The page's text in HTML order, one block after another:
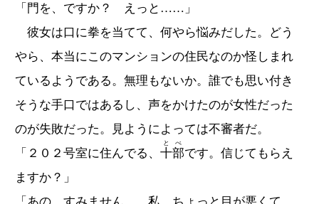
「門を、ですか？ えっと……」
彼女は口に拳を当てて、何やら悩みだした。どう
やら、本当にこのマンションの住民なのか怪しまれ
ているようである。無理もないか。誰でも思い付き
そうな手口ではあるし、声をかけたのが女性だった
のが失敗だった。見ようによっては不審者だ。
「２０２号室に住んでる、 十部
とべ
です。信じてもらえ
ますか？」